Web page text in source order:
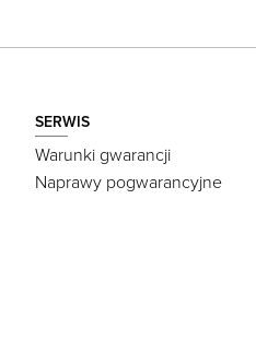
SERWIS
Warunki gwarancji
Naprawy pogwarancyjne